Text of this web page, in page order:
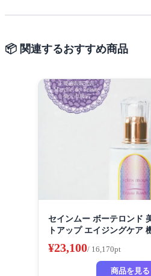
📦 関連するおすすめ商品
セインムー ボーテロンド
トアップ エイジングケア
ーム スキンケア ボディケ
ルテケア ハリ
¥23,100/ 16,170pt
商品を見